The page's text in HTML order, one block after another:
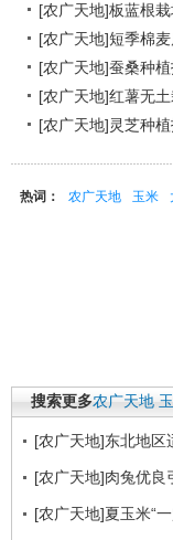
[农广天地]板蓝根
[农广天地]短季棉
[农广天地]蚕桑种
[农广天地]红薯无
[农广天地]灵芝种植
热词： 农广天地 玉米
搜索更多农广天地
[农广天地]东北地
[农广天地]肉兔优
[农广天地]夏玉米“